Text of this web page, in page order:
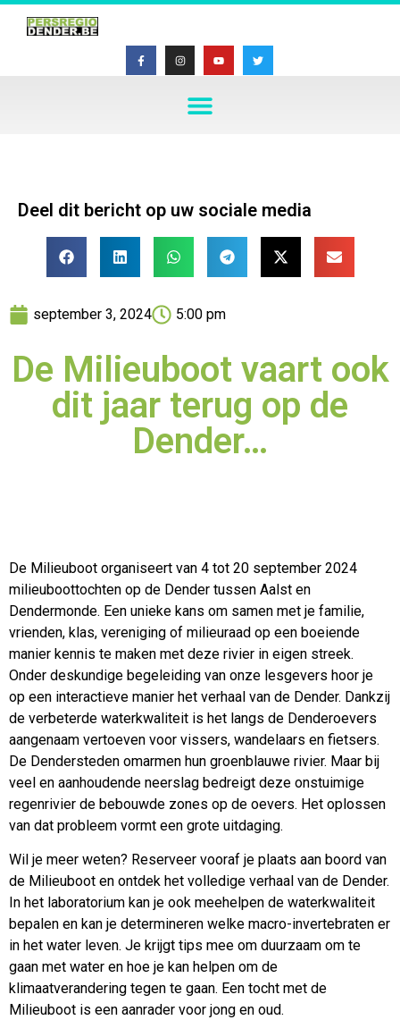
Deel dit bericht op uw sociale media
september 3, 2024 5:00 pm
De Milieuboot vaart ook
dit jaar terug op de
Dender…
De Milieuboot organiseert van 4 tot 20 september 2024
milieuboottochten op de Dender tussen Aalst en
Dendermonde. Een unieke kans om samen met je familie,
vrienden, klas, vereniging of milieuraad op een boeiende
manier kennis te maken met deze rivier in eigen streek.
Onder deskundige begeleiding van onze lesgevers hoor je
op een interactieve manier het verhaal van de Dender. Dankzij
de verbeterde waterkwaliteit is het langs de Denderoevers
aangenaam vertoeven voor vissers, wandelaars en fietsers.
De Dendersteden omarmen hun groenblauwe rivier. Maar bij
veel en aanhoudende neerslag bedreigt deze onstuimige
regenrivier de bebouwde zones op de oevers. Het oplossen
van dat probleem vormt een grote uitdaging.
Wil je meer weten? Reserveer vooraf je plaats aan boord van
de Milieuboot en ontdek het volledige verhaal van de Dender.
In het laboratorium kan je ook meehelpen de waterkwaliteit
bepalen en kan je determineren welke macro-invertebraten er
in het water leven. Je krijgt tips mee om duurzaam om te
gaan met water en hoe je kan helpen om de
klimaatverandering tegen te gaan. Een tocht met de
Milieuboot is een aanrader voor jong en oud.